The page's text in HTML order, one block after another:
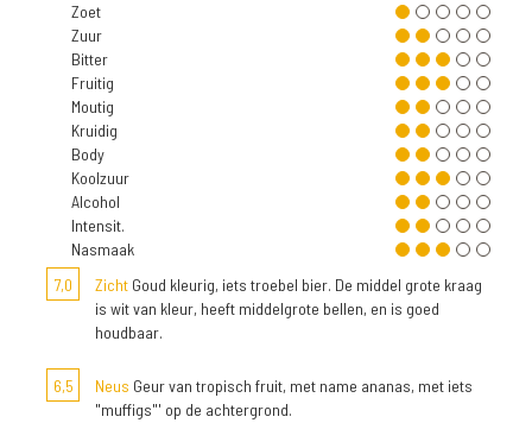
Zoet
Zuur
Bitter
Fruitig
Moutig
Kruidig
Body
Koolzuur
Alcohol
Intensit.
Nasmaak
7,0
Zicht Goud kleurig, iets troebel bier. De middel grote kraag
is wit van kleur, heeft middelgrote bellen, en is goed
houdbaar.
6,5 Neus Geur van tropisch fruit, met name ananas, met iets
"muffigs"' op de achtergrond.